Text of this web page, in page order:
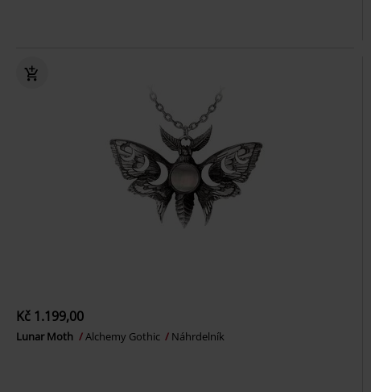
Kč 1.199,00
Lunar Moth Alchemy Gothic Náhrdelník